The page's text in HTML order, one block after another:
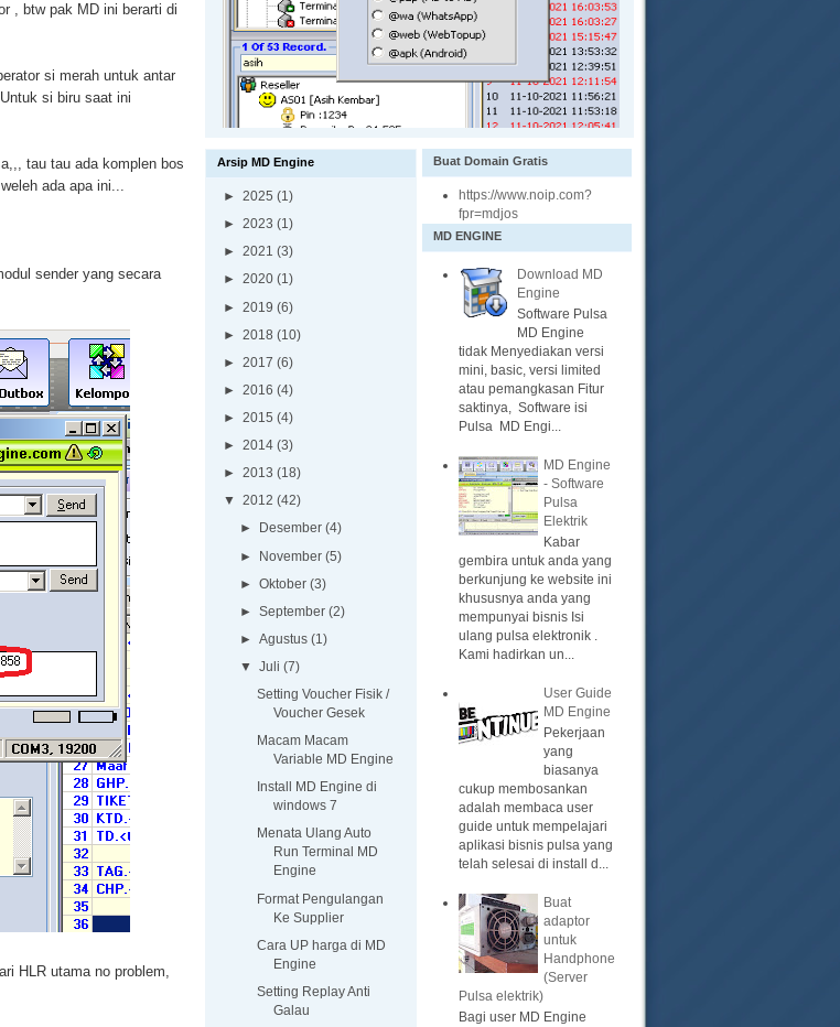
, btw pak MD ini berarti di
si merah untuk antar
si biru saat ini
tau tau ada komplen bos
ada apa ini...
sender yang secara
HLR utama no problem,
Arsip MD Engine
► 2025 (1)
► 2023 (1)
► 2021 (3)
► 2020 (1)
► 2019 (6)
► 2018 (10)
► 2017 (6)
► 2016 (4)
► 2015 (4)
► 2014 (3)
► 2013 (18)
▼ 2012 (42)
►
Desember (4)
► November (5)
► Oktober (3)
► September (2)
► Agustus (1)
▼ Juli (7)
Setting Voucher Fisik /
Voucher Gesek
Macam Macam
Variable MD Engine
Install MD Engine di
windows 7
Menata Ulang Auto
Run Terminal MD
Engine
Format Pengulangan
Ke Supplier
Cara UP harga di MD
Engine
Setting Replay Anti
Galau
Buat Domain Gratis
https://www.noip.com?
fpr=mdjos
MD ENGINE
Download MD
Engine
Software Pulsa
MD Engine
tidak Menyediakan versi
mini, basic, versi limited
atau pemangkasan Fitur
saktinya, Software isi
Pulsa MD Engi...
MD Engine
- Software
Pulsa
Elektrik
Kabar
gembira untuk anda yang
berkunjung ke website ini
khususnya anda yang
mempunyai bisnis Isi
ulang pulsa elektronik .
Kami hadirkan un...
User Guide
MD Engine
Pekerjaan
yang
biasanya
cukup membosankan
adalah membaca user
guide untuk mempelajari
aplikasi bisnis pulsa yang
telah selesai di install d...
Buat
adaptor
untuk
Handphone
(Server
Pulsa elektrik)
Bagi user MD Engine